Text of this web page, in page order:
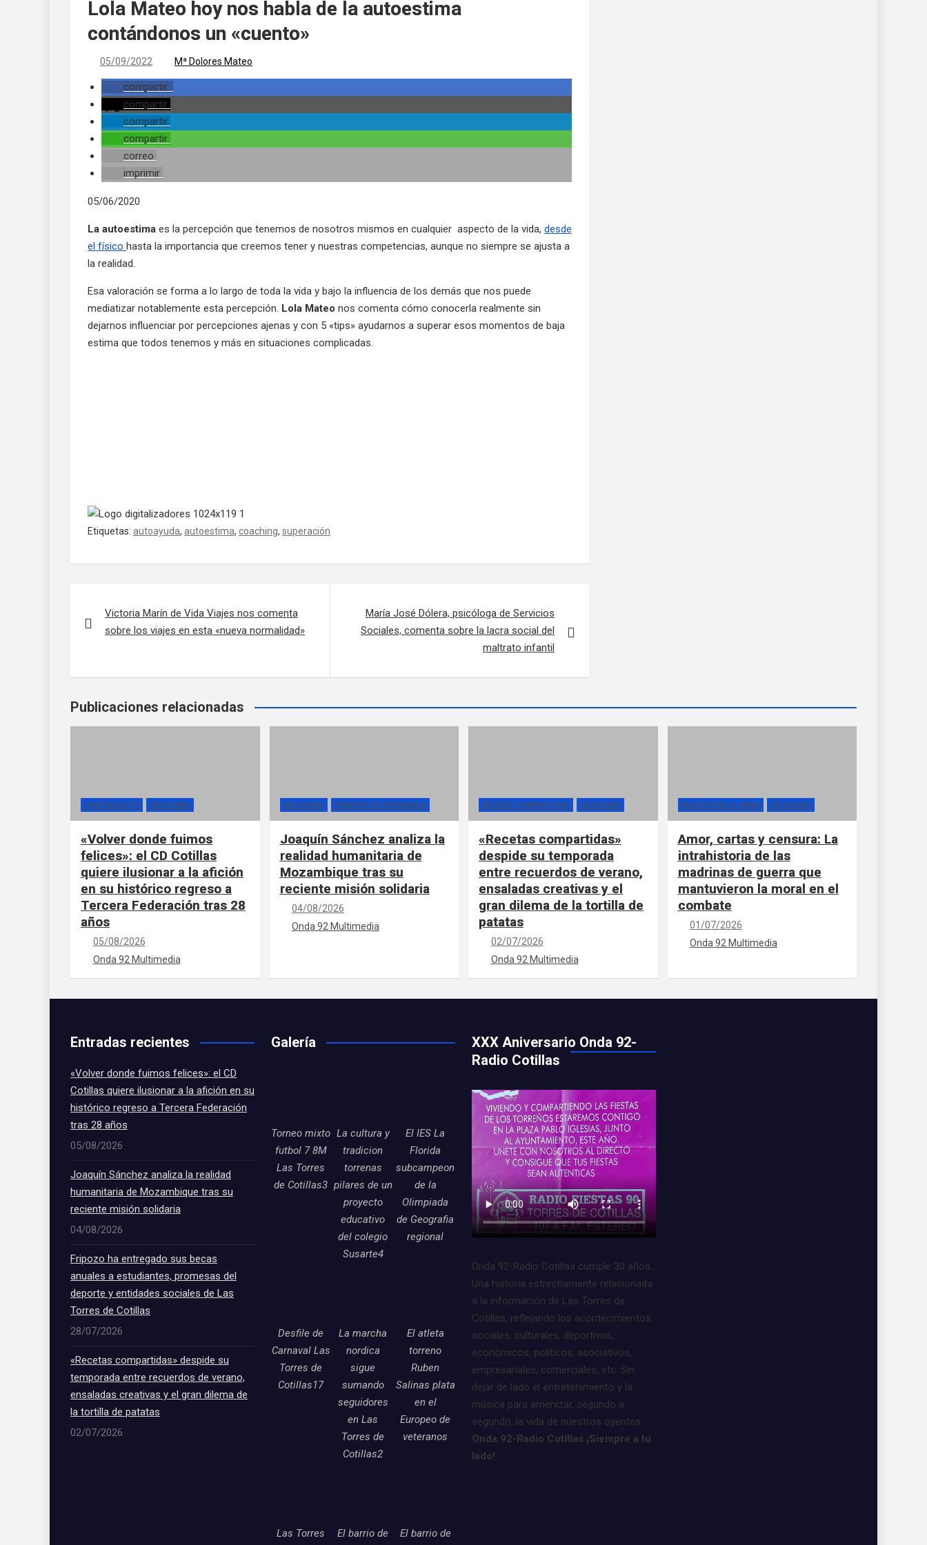
Lola Mateo hoy nos habla de la autoestima
contándonos un «cuento»
05/09/2022 Mª Dolores Mateo
compartir
compartir
compartir
compartir
correo
imprimir
05/06/2020
La autoestima es la percepción que tenemos de nosotros mismos en cualquier aspecto de la vida, desde
el físico hasta la importancia que creemos tener y nuestras competencias, aunque no siempre se ajusta a
la realidad.
Esa valoración se forma a lo largo de toda la vida y bajo la influencia de los demás que nos puede
mediatizar notablemente esta percepción. Lola Mateo nos comenta cómo conocerla realmente sin
dejarnos influenciar por percepciones ajenas y con 5 «tips» ayudarnos a superar esos momentos de baja
estima que todos tenemos y más en situaciones complicadas.
Etiquetas: autoayuda, autoestima, coaching, superación
Victoria Marín de Vida Viajes nos comenta
sobre los viajes en esta «nueva normalidad»
María José Dólera, psicóloga de Servicios
Sociales, comenta sobre la lacra social del
maltrato infantil
Publicaciones relacionadas
CONTRAGOLPE SECCIONES
«Volver donde fuimos
felices»: el CD Cotillas
quiere ilusionar a la afición
en su histórico regreso a
Tercera Federación tras 28
años
05/08/2026
Onda 92 Multimedia
SECCIONES TIEMPOS DE ESPERANZA
Joaquín Sánchez analiza la
realidad humanitaria de
Mozambique tras su
reciente misión solidaria
04/08/2026
Onda 92 Multimedia
RECETAS COMPARTIDAS SECCIONES
«Recetas compartidas»
despide su temporada
entre recuerdos de verano,
ensaladas creativas y el
gran dilema de la tortilla de
patatas
02/07/2026
Onda 92 Multimedia
RELATOS EN LA ONDA SECCIONES
Amor, cartas y censura: La
intrahistoria de las
madrinas de guerra que
mantuvieron la moral en el
combate
01/07/2026
Onda 92 Multimedia
Entradas recientes
«Volver donde fuimos felices»: el CD
Cotillas quiere ilusionar a la afición en su
histórico regreso a Tercera Federación
tras 28 años
05/08/2026
Joaquín Sánchez analiza la realidad
humanitaria de Mozambique tras su
reciente misión solidaria
04/08/2026
Fripozo ha entregado sus becas
anuales a estudiantes, promesas del
deporte y entidades sociales de Las
Torres de Cotillas
28/07/2026
«Recetas compartidas» despide su
temporada entre recuerdos de verano,
ensaladas creativas y el gran dilema de
la tortilla de patatas
02/07/2026
Galería
Torneo mixto
futbol 7 8M
Las Torres
de Cotillas3
La cultura y
tradicion
torrenas
pilares de un
proyecto
educativo
del colegio
Susarte4
El IES La
Florida
subcampeon
de la
Olimpiada
de Geografia
regional
Desfile de
Carnaval Las
Torres de
Cotillas17
La marcha
nordica
sigue
sumando
seguidores
en Las
Torres de
Cotillas2
El atleta
torreno
Ruben
Salinas plata
en el
Europeo de
veteranos
Las Torres
El barrio de
El barrio de
XXX Aniversario Onda 92-
Radio Cotillas
Onda 92-Radio Cotillas cumple 30 años.
Una historia estrechamente relacionada
a la información de Las Torres de
Cotillas, reflejando los acontecimientos
sociales, culturales, deportivos,
económicos, políticos, asociativos,
empresariales, comerciales, etc. Sin
dejar de lado el entretenimiento y la
música para amenizar, segundo a
segundo, la vida de nuestros oyentes.
Onda 92-Radio Cotillas ¡Siempre a tu
lado!